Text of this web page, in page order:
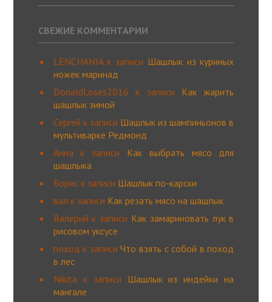
СВЕЖИЕ КОММЕНТАРИИ
LENCHANIAк записи Шашлык из куриных
ножек маринад
DonaldLoses2016 к записи Как жарить
шашлык зимой
Сергей к записи Шашлык из шампиньонов в
мультиварке Редмонд
Анна к записи Как выбрать мясо для
шашлыка
Бориск записи Шашлык по-карски
вал к записи Как резать мясо на шашлык
Валерий к записи Как замариновать лук в
рисовом уксусе
поход к записиЧто взять с собой в поход
в лес
Nikita к записи Шашлык из индейки на
мангале